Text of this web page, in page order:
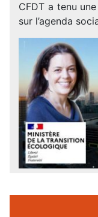
CFDT a tenu
sur l’agenda